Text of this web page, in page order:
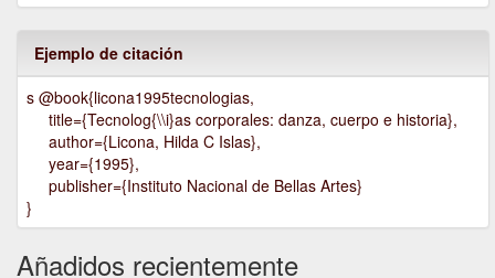
Ejemplo de citación
s @book{licona1995tecnologias,
title={Tecnolog{\\i}as corporales: danza, cuerpo e historia},
author={Licona, Hilda C Islas},
year={1995},
publisher={Instituto Nacional de Bellas Artes}
}
Añadidos recientemente